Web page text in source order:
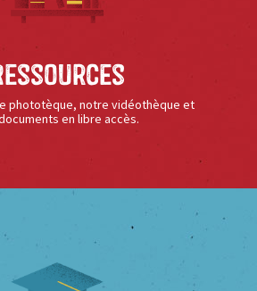
phototèque, notre vidéothèque et
en libre accès.